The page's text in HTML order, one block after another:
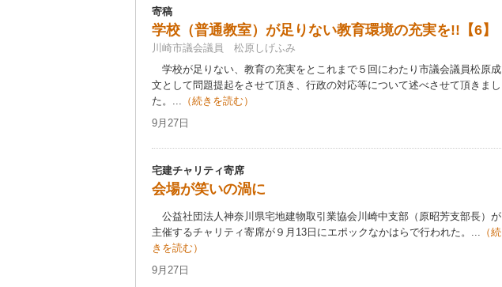
寄稿
学校（普通教室）が足りない教育環境の充実を!!【6】
川崎市議会議員 松原しげふみ
学校が足りない、教育の充実をとこれまで５回にわたり市議会議員松原成
文として問題提起をさせて頂き、行政の対応等について述べさせて頂きまし
た。... （続きを読む）
9月27日
宅建チャリティ寄席
会場が笑いの渦に
公益社団法人神奈川県宅地建物取引業協会川崎中支部（原昭芳支部長）が
主催するチャリティ寄席が９月13日にエポックなかはらで行われた。... （続
きを読む）
9月27日